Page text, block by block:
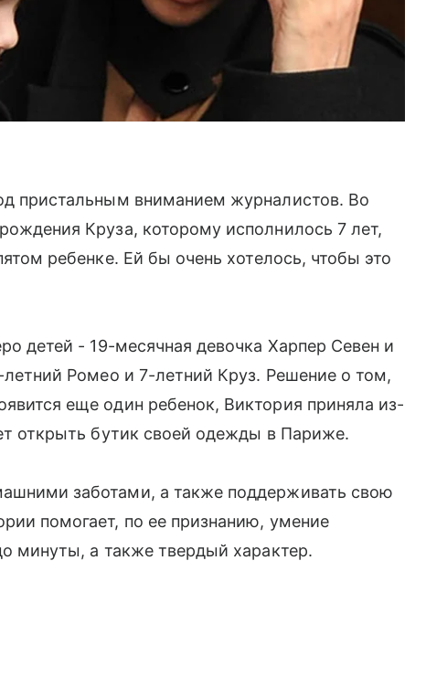
пристальным вниманием журналистов. Во
Круза, которому исполнилось 7 лет,
ребенке. Ей бы очень хотелось, чтобы это
детей - 19-месячная девочка Харпер Севен и
Ромео и 7-летний Круз. Решение о том,
еще один ребенок, Виктория приняла из-
открыть бутик своей одежды в Париже.
заботами, а также поддерживать свою
помогает, по ее признанию, умение
минуты, а также твердый характер.